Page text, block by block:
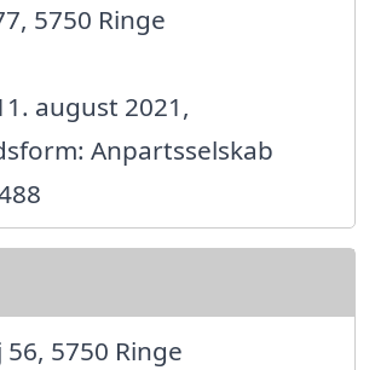
5750 Ringe
august 2021,
Anpartsselskab
5750 Ringe